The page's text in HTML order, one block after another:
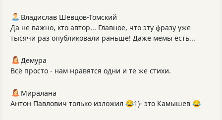
Владислав Шевцов-Томский
Да не важно, кто автор... Главное, что эту фразу уже
тысячи раз опубликовали раньше! Даже мемы есть...
Демура
Всё просто - нам нравятся одни и те же стихи.
Миралана
Антон Павлович только изложил 😂1)- это Камышев 😂